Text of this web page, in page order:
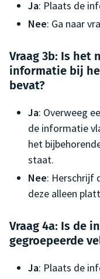
Ja: Plaats de
Nee: Ga naar
Vraag 3b: Is het
informatie bij
bevat?
Ja: Overweeg
de informatie
het
staat.
Nee: Herschrijf
deze alleen
Vraag 4a: Is de
gegroepeerde
Ja: Plaats de